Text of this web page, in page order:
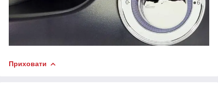
Приховати